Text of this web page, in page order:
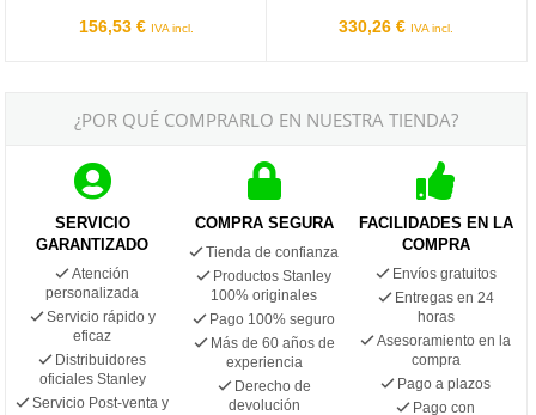
156,53 € IVA incl. 330,26 € IVA incl.
¿POR QUÉ COMPRARLO EN NUESTRA TIENDA?
SERVICIO
GARANTIZADO
Atención
personalizada
Servicio rápido y
eficaz
Distribuidores
oficiales Stanley
Servicio Post-venta y
COMPRA SEGURA
Tienda de confianza
Productos Stanley
100% originales
Pago 100% seguro
Más de 60 años de
experiencia
Derecho de
devolución
FACILIDADES EN LA
COMPRA
Envíos gratuitos
Entregas en 24
horas
Asesoramiento en la
compra
Pago a plazos
Pago con